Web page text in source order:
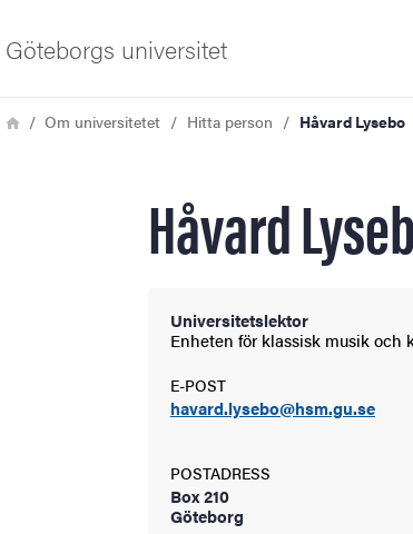
för Studera
för Forskning
för Forskarutbildning
för Samverkan och innovation
för Om universitetet
för Kontakt
för Jobba hos oss
Göteborgs universitet
HemOm universitetet Hitta person Håvard Lysebo
Håvard
Universitetslektor
Enheten för klassisk musik och
E-POST
havard.lysebo@hsm.gu.se
POSTADRESS
Box 210
Göteborg